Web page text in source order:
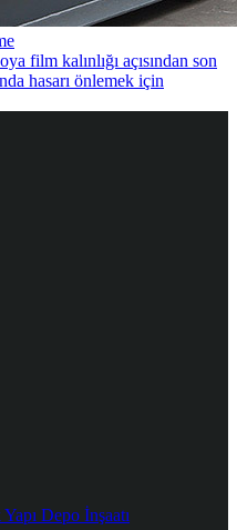
film kalınlığı açısından son
hasarı önlemek için
Depo İnşaatı